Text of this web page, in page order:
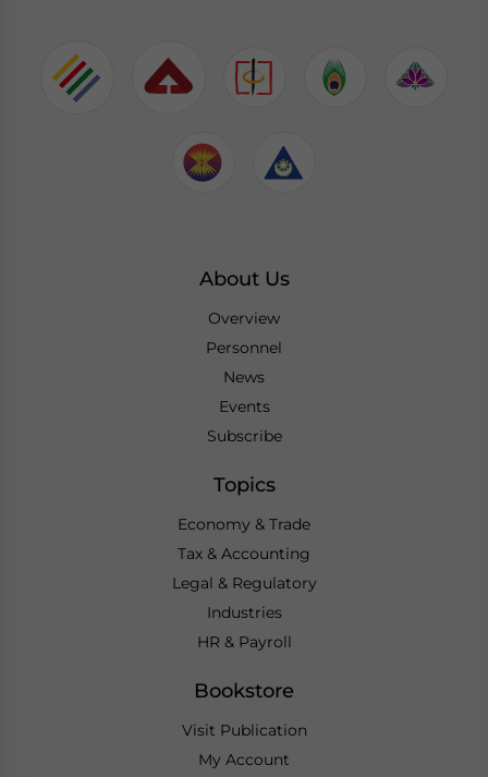
About Us
Overview
Personnel
News
Events
Subscribe
Topics
Economy & Trade
Tax & Accounting
Legal & Regulatory
Industries
HR & Payroll
Bookstore
Visit Publication
My Account